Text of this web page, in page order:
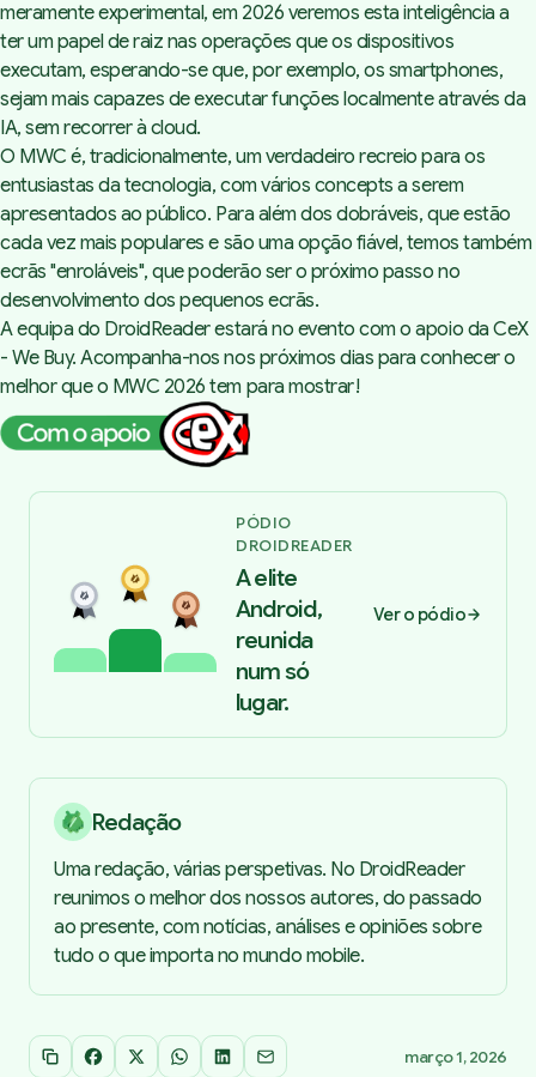
meramente experimental, em 2026 veremos esta inteligência a
ter um papel de raiz nas operações que os dispositivos
executam, esperando-se que, por exemplo, os smartphones,
sejam mais capazes de executar funções localmente através da
IA, sem recorrer à cloud.
O MWC é, tradicionalmente, um verdadeiro recreio para os
entusiastas da tecnologia, com vários conceptsa serem
apresentados ao público. Para além dos dobráveis, que estão
cada vez mais populares e são uma opção fiável, temos também
ecrãs "enroláveis", que poderão ser o próximo passo no
desenvolvimento dos pequenos ecrãs.
A equipa do DroidReader estará no evento com o apoio daCeX
- We Buy. Acompanha-nos nos próximos dias para conhecer o
melhor que o MWC 2026 tem para mostrar!
PÓDIO
DROIDREADER
A elite
Android,
reunida
num só
lugar.
Ver o pódio
Redação
Uma redação, várias perspetivas. No DroidReader
reunimos o melhor dos nossos autores, do passado
ao presente, com notícias, análises e opiniões sobre
tudo o que importa no mundo mobile.
Copiar link
Facebook
X WhatsApp
LinkedInEmail março 1, 2026